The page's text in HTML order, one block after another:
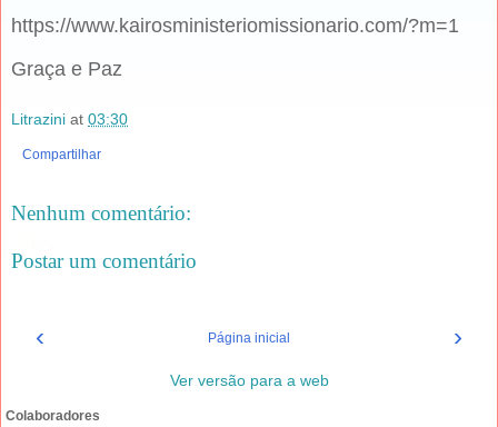
https://www.kairosministeriomissionario.com/?m=1
Graça e Paz
Litrazini at 03:30
Compartilhar
Nenhum comentário:
Postar um comentário
‹ ›
Página inicial
Ver versão para a web
Colaboradores